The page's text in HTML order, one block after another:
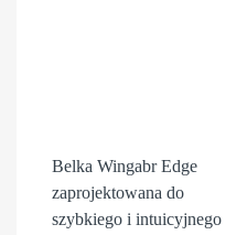
Belka Wingabr Edge
zaprojektowana do
szybkiego i intuicyjnego